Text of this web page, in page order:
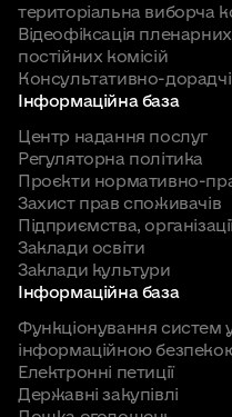
територіальна виборча
Відеофіксація
постійних комісій
Консультативно-
Інформаційна база
Центр надання послуг
Регуляторна політика
Проєкти нормативно-
Захист прав споживачів
Підприємства,
Заклади освіти
Заклади культури
Інформаційна база
Функціонування систем
інформаційною
Електронні петиції
Державні закупівлі